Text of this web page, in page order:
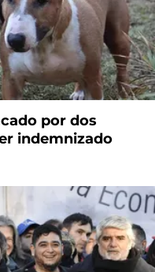
por dos
indemnizado